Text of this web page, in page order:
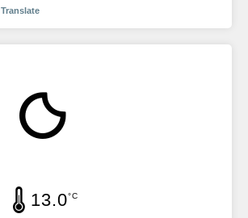
Translate
13.0°C